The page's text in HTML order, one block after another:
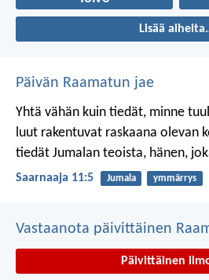
Lisää
Päivän Raamatun jae
Yhtä vähän kuin tiedät, minne
luut rakentuvat raskaana olevan
tiedät Jumalan teoista, hänen,
Saarnaaja 11:5 Jumala ymmärrys
Vastaanota päivittäinen
Päivittäinen